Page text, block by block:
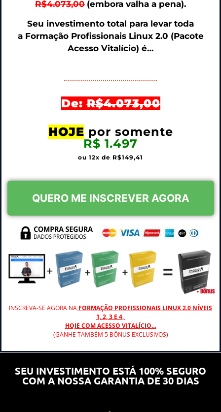
R$4.073,00 (embora valha a pena).
Seu investimento total para levar toda
a Formação Profissionais Linux 2.0 (Pacote
Acesso Vitalício) é…
De:R$4.073,00
HOJE por somente
R$ 1.497
ou 12x de R$149,41
QUERO ME INSCREVER AGORA
INSCREVA-SE AGORA NA FORMAÇÃO PROFISSIONAIS LINUX 2.0 NÍVEIS
1, 2, 3 E 4,
HOJE COM ACESSO VITALÍCIO…
(GANHE TAMBÉM 5 BÔNUS EXCLUSIVOS)
SEU INVESTIMENTO ESTÁ 100% SEGURO
COM A NOSSA GARANTIA DE 30 DIAS